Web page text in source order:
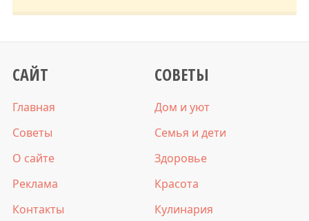
САЙТ
Главная
Советы
О сайте
Реклама
Контакты
СОВЕТЫ
Дом и уют
Семья и дети
Здоровье
Красота
Кулинария